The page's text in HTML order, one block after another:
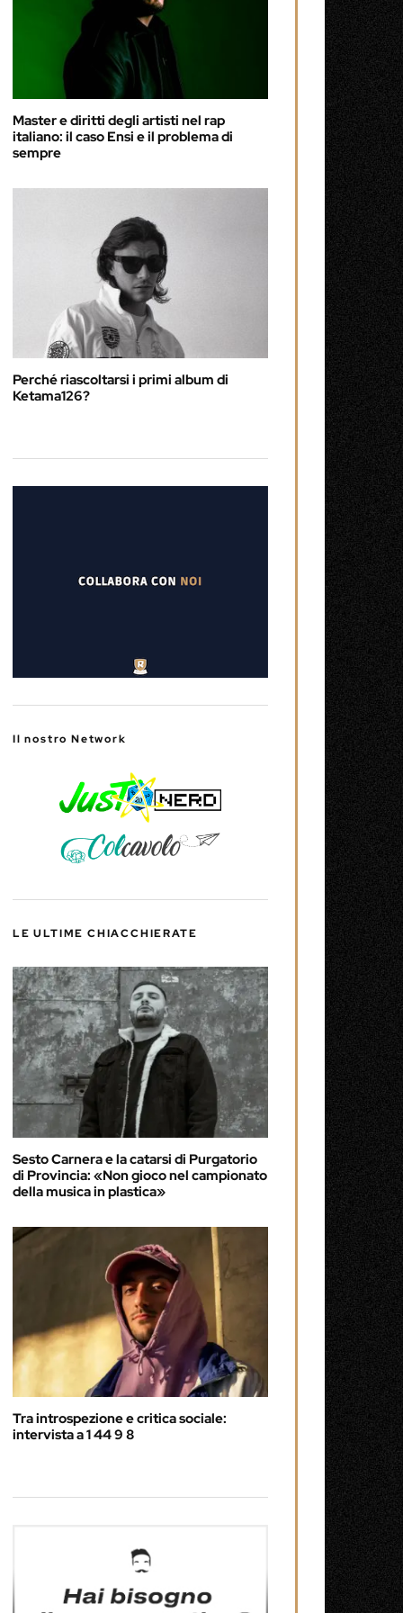
Master e diritti degli artisti nel rap
italiano: il caso Ensi e il problema di
sempre
Perché riascoltarsi i primi album di
Ketama126?
Il nostro Network
LE ULTIME CHIACCHIERATE
Sesto Carnera e la catarsi di Purgatorio
di Provincia: «Non gioco nel campionato
della musica in plastica»
Tra introspezione e critica sociale:
intervista a 1 44 9 8